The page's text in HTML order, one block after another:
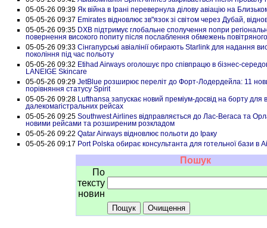
05-05-26 09:39 Як війна в Ірані перевернула ділову авіацію на
05-05-26 09:37 Emirates відновлює зв"язок зі світом через Дубай,
05-05-26 09:35 DXB підтримує глобальне сполучення попри
повернення високого попиту після послаблення обмежень
05-05-26 09:33 Сінгапурські авіалінії обирають Starlink для надання
покоління під час польоту
05-05-26 09:32 Etihad Airways оголошує про співпрацю в бізнес-
LANEIGE Skincare
05-05-26 09:29 JetBlue розширює переліт до Форт-Лодердейла: 11
порівняння статусу Spirit
05-05-26 09:28 Lufthansa запускає новий преміум-досвід на борту для
далекомагістральних рейсах
05-05-26 09:25 Southwest Airlines відправляється до Лас-Вегаса та
новими рейсами та розширеним розкладом
05-05-26 09:22 Qatar Airways відновлює польоти до Іраку
05-05-26 09:17 Port Polska обирає консультанта для готельної бази в
Пошук
По
тексту
новин